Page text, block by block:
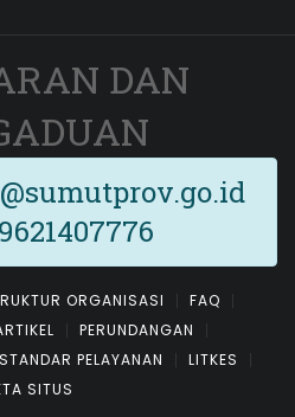
DAN
ORGANISASI
FAQ
PERUNDANGAN
STANDAR PELAYANAN
LITKES
SITUS